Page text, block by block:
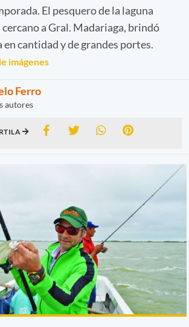
El pesquero de la laguna
cercano a Gral. Madariaga, brindó
en cantidad y de grandes portes.
imágenes
Ferro
autores